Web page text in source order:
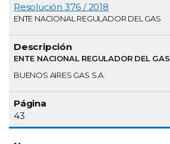
Resolución 376 / 2018
ENTE NACIONAL REGULADOR DEL GAS
ENTE NACIONAL REGULADOR DEL GAS
BUENOS AIRES GAS S.A.
43